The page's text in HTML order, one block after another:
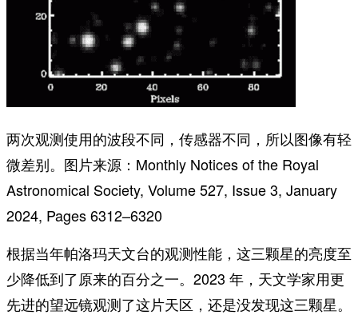
两次观测使用的波段不同，传感器不同，所以图像有轻
微差别。图片来源：Monthly Notices of the Royal
Astronomical Society, Volume 527, Issue 3, January
2024, Pages 6312–6320
根据当年帕洛玛天文台的观测性能，这三颗星的亮度至
少降低到了原来的百分之一。2023 年，天文学家用更
先进的望远镜观测了这片天区，还是没发现这三颗星。